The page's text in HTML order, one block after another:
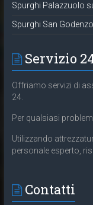
Spurghi Palazzuolo
Spurghi San Godenzo
Servizio
Offriamo servizi di
24.
Per qualsiasi
Utilizzando
personale esperto,
Contatti